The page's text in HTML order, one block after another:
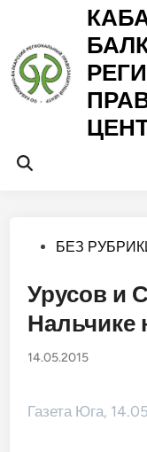
содержимому
Открыть
Опубликовано
БЕЗ
Урусов и
Нальчике
14.05.2015
Газета Юга,